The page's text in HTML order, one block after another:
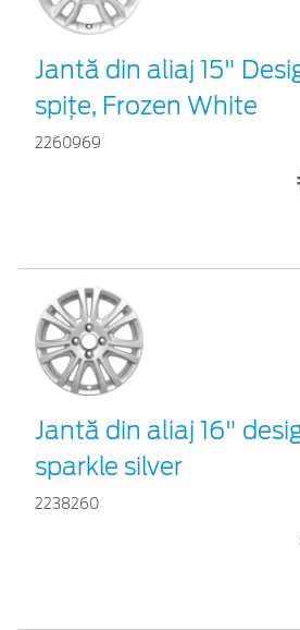
Jantă din aliaj 15"
spiţe, Frozen White
2260969
Jantă din aliaj 16"
sparkle silver
2238260